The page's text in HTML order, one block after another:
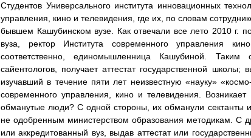
Студентов Универсального института инновационных
управления, кино и телевидения, где их, по словам
бывшем Кашубинском вузе. Как отвечали все лето 2010 г.
вуза, ректор Института современного управления
соответственно, единомышленница Кашубиной.
сайентологов, получает аттестат государственной школы;
изучавший в течение пяти лет неизвестную «науку»
современного управления, кино и телевидения.
обманутые люди? С одной стороны, их обманули сектанты
не одобренным министерством образования методикам. С
или аккредитованный вуз, выдав аттестат или